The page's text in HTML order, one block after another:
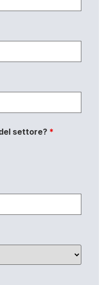
settore? *